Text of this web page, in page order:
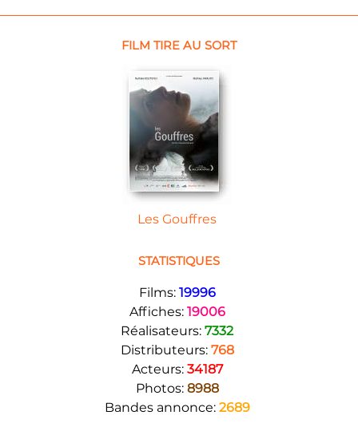
FILM TIRE AU SORT
Les Gouffres
STATISTIQUES
Films: 19996
Affiches: 19006
Réalisateurs: 7332
Distributeurs: 768
Acteurs: 34187
Photos: 8988
Bandes annonce: 2689